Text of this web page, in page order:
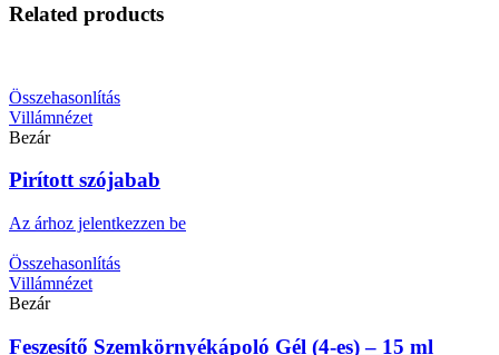
Related products
Összehasonlítás
Villámnézet
Bezár
Pirított szójabab
Az árhoz jelentkezzen be
Összehasonlítás
Villámnézet
Bezár
Feszesítő Szemkörnyékápoló Gél (4-es) – 15 ml